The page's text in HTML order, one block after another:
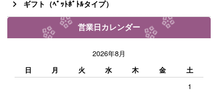
ギフト（ﾍﾟｯﾄﾎﾞﾄﾙタイプ）
営業日カレンダー
2026年8月
日 月 火 水 木 金 土
1